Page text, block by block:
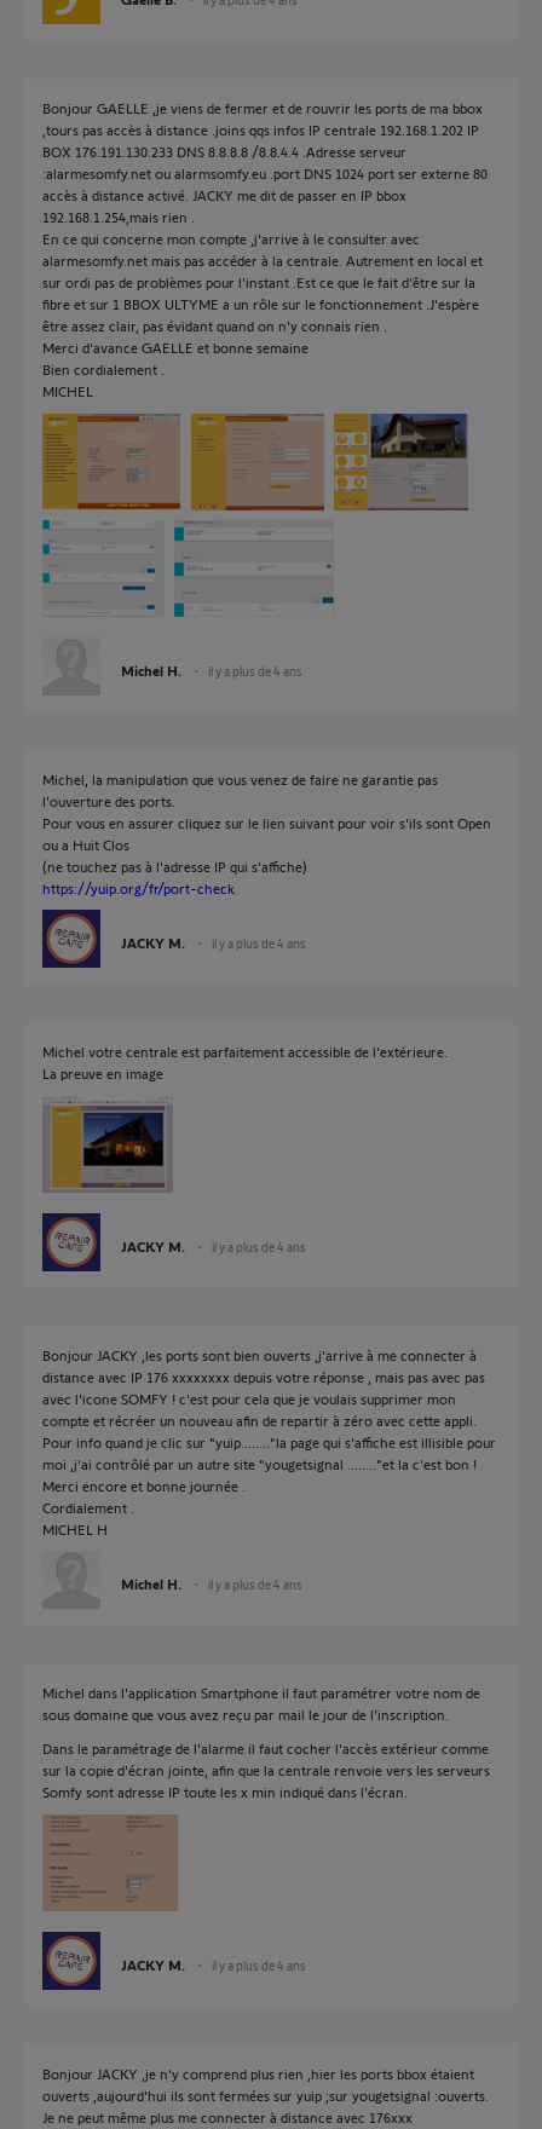
Bonjour GAELLE ,je viens de fermer et de rouvrir les ports de ma bbox
,tours pas accès à distance .joins qqs infos IP centrale 192.168.1.202 IP
BOX 176.191.130.233 DNS 8.8.8.8 /8.8.4.4 .Adresse serveur
:alarmesomfy.net ou alarmsomfy.eu .port DNS 1024 port ser externe 80
accès à distance activé. JACKY me dit de passer en IP bbox
192.168.1.254,mais rien .
En ce qui concerne mon compte ,j'arrive à le consulter avec
alarmesomfy.net mais pas accéder à la centrale. Autrement en local et
sur ordi pas de problèmes pour l'instant .Est ce que le fait d'être sur la
fibre et sur 1 BBOX ULTYME a un rôle sur le fonctionnement .J'espère
être assez clair, pas évidant quand on n'y connais rien .
Merci d'avance GAELLE et bonne semaine
Bien cordialement .
MICHEL
Michel H. il y a plus de 4 ans
Michel, la manipulation que vous venez de faire ne garantie pas
l'ouverture des ports.
Pour vous en assurer cliquez sur le lien suivant pour voir s'ils sont Open
ou a Huit Clos
(ne touchez pas à l'adresse IP qui s'affiche)
https://yuip.org/fr/port-check
JACKY M. il y a plus de 4 ans
Michel votre centrale est parfaitement accessible de l'extérieure.
La preuve en image
JACKY M. il y a plus de 4 ans
Bonjour JACKY ,les ports sont bien ouverts ,j'arrive à me connecter à
distance avec IP 176 xxxxxxxx depuis votre réponse , mais pas avec pas
avec l'icone SOMFY ! c'est pour cela que je voulais supprimer mon
compte et récréer un nouveau afin de repartir à zéro avec cette appli.
Pour info quand je clic sur "yuip........"la page qui s'affiche est illisible pour
moi ,j'ai contrôlé par un autre site "yougetsignal ........"et la c'est bon !
Merci encore et bonne journée .
Cordialement .
MICHEL H
Michel H. il y a plus de 4 ans
Michel dans l'application Smartphone il faut paramétrer votre nom de
sous domaine que vous avez reçu par mail le jour de l'inscription.
Dans le paramétrage de l'alarme il faut cocher l'accès extérieur comme
sur la copie d'écran jointe, afin que la centrale renvoie vers les serveurs
Somfy sont adresse IP toute les x min indiqué dans l'écran.
JACKY M. il y a plus de 4 ans
Bonjour JACKY ,je n'y comprend plus rien ,hier les ports bbox étaient
ouverts ,aujourd'hui ils sont fermées sur yuip ;sur yougetsignal :ouverts.
Je ne peut même plus me connecter à distance avec 176xxx